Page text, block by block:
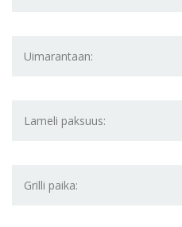
Uimarantaan:
Lameli paksuus:
Grilli paika: